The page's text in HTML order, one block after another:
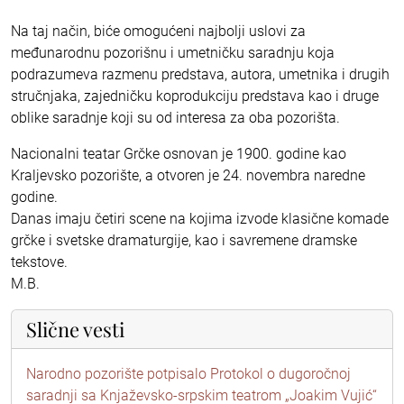
Na taj način, biće omogućeni najbolji uslovi za
međunarodnu pozorišnu i umetničku saradnju koja
podrazumeva razmenu predstava, autora, umetnika i drugih
stručnjaka, zajedničku koprodukciju predstava kao i druge
oblike saradnje koji su od interesa za oba pozorišta.
Nacionalni teatar Grčke osnovan je 1900. godine kao
Kraljevsko pozorište, a otvoren je 24. novembra naredne
godine.
Danas imaju četiri scene na kojima izvode klasične komade
grčke i svetske dramaturgije, kao i savremene dramske
tekstove.
M.B.
Slične vesti
Narodno pozorište potpisalo Protokol o dugoročnoj
saradnji sa Knjaževsko-srpskim teatrom „Joakim Vujić“